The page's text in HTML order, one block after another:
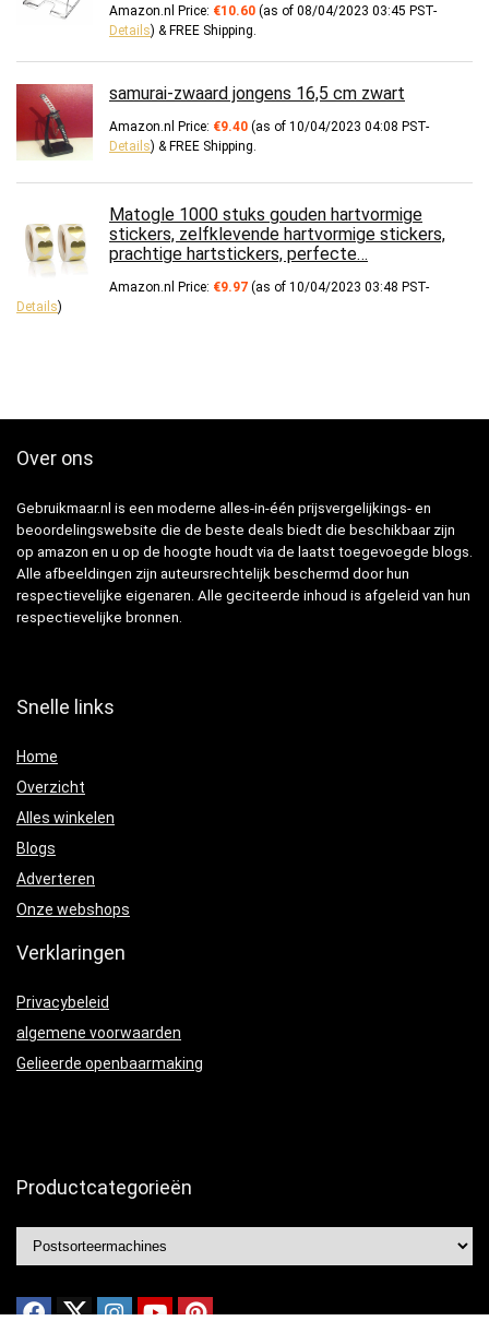
Amazon.nl Price: €10.60 (as of 08/04/2023 03:45 PST-
Details) & FREE Shipping.
samurai-zwaard jongens 16,5 cm zwart
Amazon.nl Price: €9.40 (as of 10/04/2023 04:08 PST-
Details) & FREE Shipping.
Matogle 1000 stuks gouden hartvormige
stickers, zelfklevende hartvormige stickers,
prachtige hartstickers, perfecte…
Amazon.nl Price: €9.97 (as of 10/04/2023 03:48 PST-
Details)
Over ons
Gebruikmaar.nl is een moderne alles-in-één prijsvergelijkings- en
beoordelingswebsite die de beste deals biedt die beschikbaar zijn
op amazon en u op de hoogte houdt via de laatst toegevoegde blogs.
Alle afbeeldingen zijn auteursrechtelijk beschermd door hun
respectievelijke eigenaren. Alle geciteerde inhoud is afgeleid van hun
respectievelijke bronnen.
Snelle links
Home
Overzicht
Alles winkelen
Blogs
Adverteren
Onze webshops
Verklaringen
Privacybeleid
algemene voorwaarden
Gelieerde openbaarmaking
Productcategorieën